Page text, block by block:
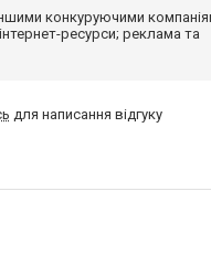
конкуруючими
ресурси; реклама та
для написання відгуку